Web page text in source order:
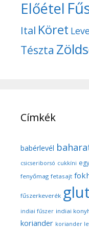
Előétel
Ital Köret
Tészta
Címkék
babérlevél
csicseriborsó cukkíni
fenyőmag fetasajt
fűszerkeverék
indiai fűszer indiai
koriander koriander